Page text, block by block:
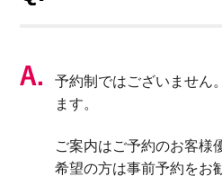
予約制ではございません
ます。
ご案内はご予約のお客様
希望の方は事前予約をお